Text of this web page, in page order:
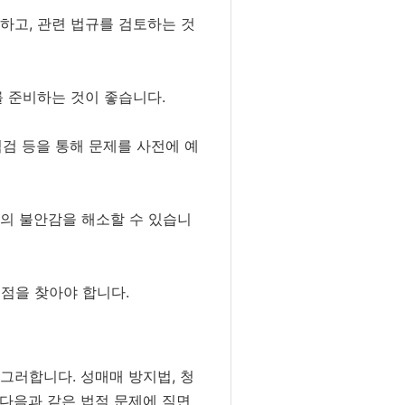
고, 관련 법규를 검토하는 것
준비하는 것이 좋습니다.
등을 통해 문제를 사전에 예
불안감을 해소할 수 있습니
을 찾아야 합니다.
러합니다. 성매매 방지법, 청
음과 같은 법적 문제에 직면